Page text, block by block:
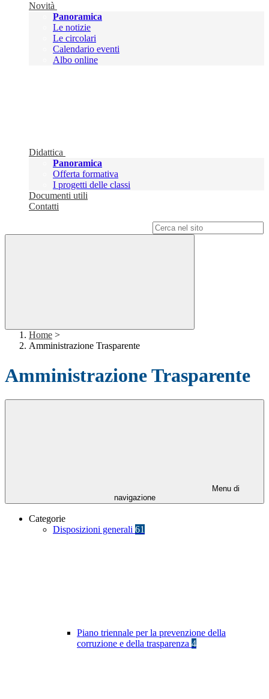
Novità
Panoramica
Le notizie
Le circolari
Calendario eventi
Albo online
Didattica
Panoramica
Offerta formativa
I progetti delle classi
Documenti utili
Contatti
Home >
Amministrazione Trasparente
Amministrazione Trasparente
Menu di
navigazione
Categorie
Disposizioni generali 61
Piano triennale per la prevenzione della
corruzione e della trasparenza 4